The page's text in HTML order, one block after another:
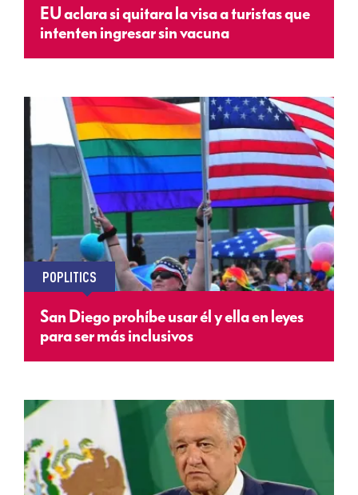
EU aclara si quitara la visa a turistas que
intenten ingresar sin vacuna
POPLITICS
San Diego prohíbe usar él y ella en leyes
para ser más inclusivos